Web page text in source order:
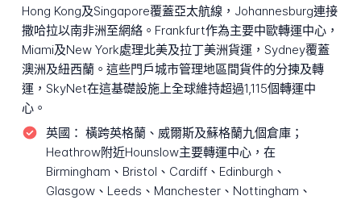
Hong Kong及Singapore覆蓋亞太航線，Johannesburg連接
撒哈拉以南非洲至網絡。Frankfurt作為主要中歐轉運中心，
Miami及New York處理北美及拉丁美洲貨運，Sydney覆蓋
澳洲及紐西蘭。這些門戶城市管理地區間貨件的分揀及轉
運，SkyNet在這基礎設施上全球維持超過1,115個轉運中
心。
英國： 橫跨英格蘭、威爾斯及蘇格蘭九個倉庫；
Heathrow附近Hounslow主要轉運中心，在
Birmingham、Bristol、Cardiff、Edinburgh、
Glasgow、Leeds、Manchester、Nottingham、